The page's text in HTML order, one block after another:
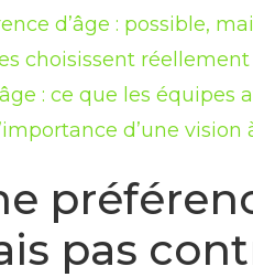
d’âge : possible,
choisissent réellement
: ce que les équipes
d’une vision
pas